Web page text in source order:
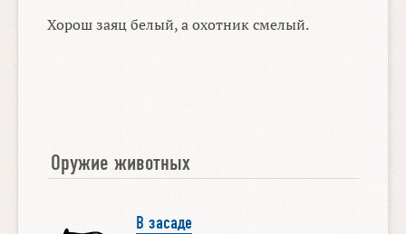
Хорош заяц белый, а охотник смелый.
Оружие животных
В засаде